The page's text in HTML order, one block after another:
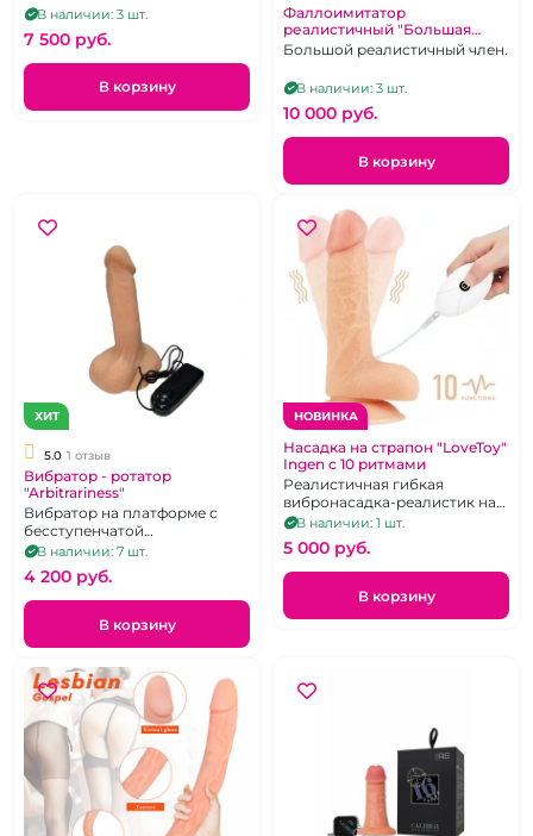
В наличии: 3 шт.
7 500 pуб.
В корзину
Фаллоимитатор
реалистичный "Большая
шишка" с мошонкой
длинный на присоске
Большой реалистичный член.
В наличии: 3 шт.
10 000 pуб.
В корзину
ХИТ
5.0 1 отзыв
Вибратор - ротатор
"Arbitrariness"
Вибратор на платформе с
бесступенчатой
регулировкой интенсивности
вибрации и ротации.
В наличии: 7 шт.
4 200 pуб.
В корзину
НОВИНКА
Насадка на страпон "LoveToy"
Ingen с 10 ритмами
Реалистичная гибкая
вибронасадка-реалистик на
присоске из нежного TPE с
проводным пультом
В наличии: 1 шт.
5 000 pуб.
В корзину